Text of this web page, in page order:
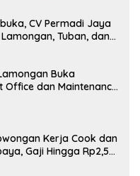
CV Permadi Jaya
Tuban, dan
Buka
Office dan Maintenance
Kerja Cook dan
Gaji Hingga Rp2,5